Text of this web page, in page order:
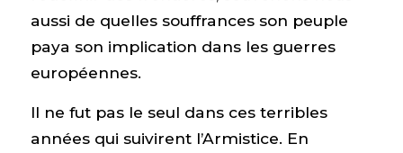
aussi de quelles souffrances son peuple
paya son implication dans les guerres
européennes.
Il ne fut pas le seul dans ces terribles
années qui suivirent l’Armistice. En